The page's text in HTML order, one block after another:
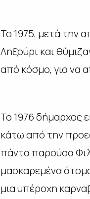
Το 1975, μετά την
Ληξούρι και
από κόσμο, για να
Το 1976 δήμαρχος
κάτω από την
πάντα παρούσα
μασκαρεμένα
μια υπέροχη